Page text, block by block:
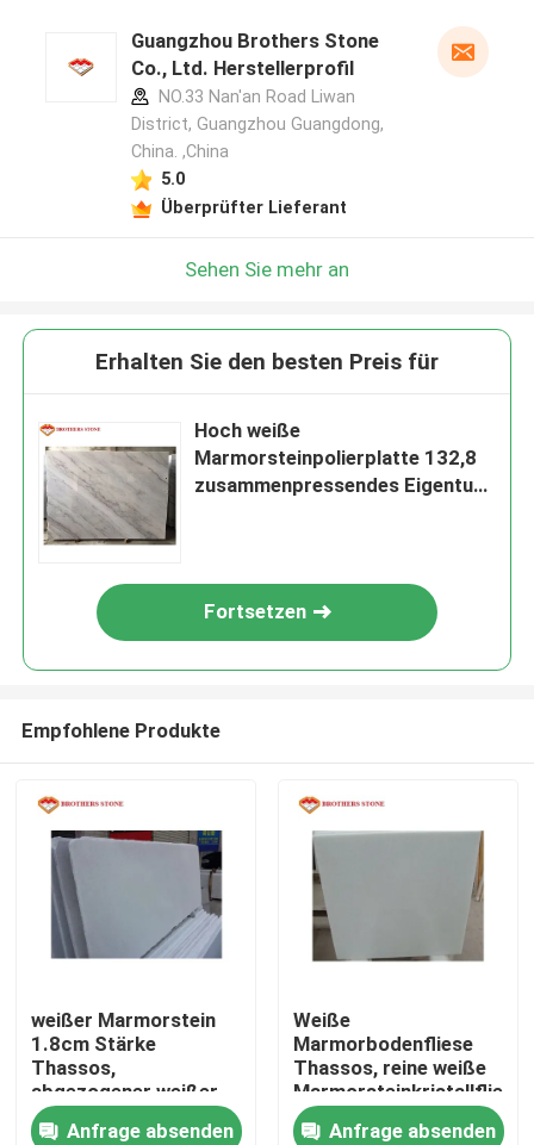
Guangzhou Brothers Stone
Co., Ltd. Herstellerprofil
NO.33 Nan'an Road Liwan
District, Guangzhou Guangdong,
China. ,China
5.0
Überprüfter Lieferant
Sehen Sie mehr an
Erhalten Sie den besten Preis für
Hoch weiße
Marmorsteinpolierplatte 132,8
zusammenpressendes Eigentum
Fortsetzen
Empfohlene Produkte
weißer Marmorstein
1.8cm Stärke
Thassos,
abgezogener weißer
Kristallpoliermarmor
Anfrage absenden
Weiße
Marmorbodenfliese
Thassos, reine weiße
Marmorsteinkristallfliese
Anfrage absenden